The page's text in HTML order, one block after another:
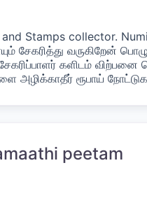
Stamps collector.
வருகிறேன்
களிடம் விற்பனை
ரூபாய்
peetam